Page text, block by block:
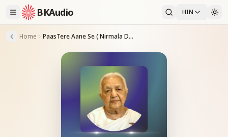
BKAudio HIN
Home PaasTere Aane Se ( Nirmala Didi ) VishnuPriy